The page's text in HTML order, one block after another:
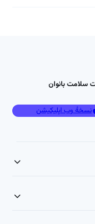
سلامت بانوان
نسخۀ وب اپلیکیشن